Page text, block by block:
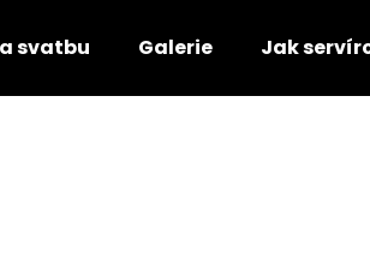
svatbu Galerie Jak